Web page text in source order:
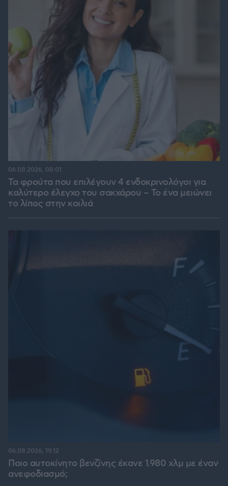
Τα φρούτα που επιλέγουν 4 ενδοκρινολόγοι για
καλύτερο έλεγχο του σακχάρου – Το ένα μειώνει
το λίπος στην κοιλιά
06.08.2026, 08:01
Ποιο αυτοκίνητο βενζίνης έκανε 1.980 χλμ με έναν
ανεφοδιασμό;
06.08.2026, 19:12